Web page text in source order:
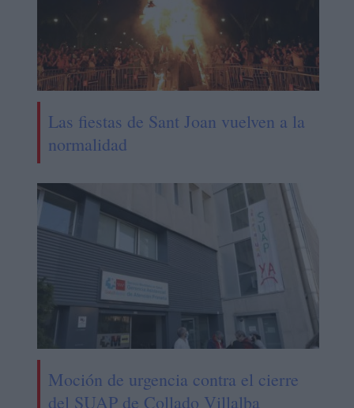
Las fiestas de Sant Joan vuelven a la
normalidad
Moción de urgencia contra el cierre
del SUAP de Collado Villalba